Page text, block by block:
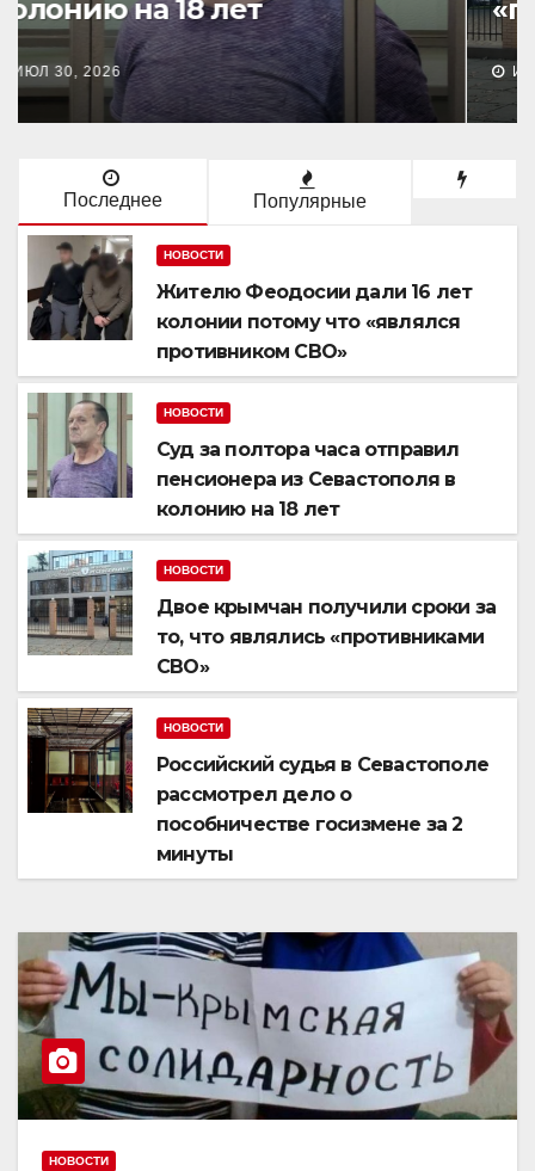
«противниками СВО»
ИЮЛ 29, 2026
Последнее Популярные
НОВОСТИ
Жителю Феодосии дали 16 лет
колонии потому что «являлся
противником СВО»
НОВОСТИ
Суд за полтора часа отправил
пенсионера из Севастополя в
колонию на 18 лет
НОВОСТИ
Двое крымчан получили сроки за
то, что являлись «противниками
СВО»
НОВОСТИ
Российский судья в Севастополе
рассмотрел дело о
пособничестве госизмене за 2
минуты
НОВОСТИ